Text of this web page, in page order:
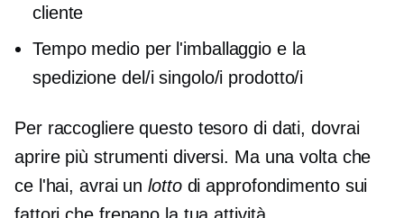
cliente
Tempo medio per l'imballaggio e la
spedizione del/i singolo/i prodotto/i
Per raccogliere questo tesoro di dati, dovrai
aprire più strumenti diversi. Ma una volta che
ce l'hai, avrai unlotto di approfondimento sui